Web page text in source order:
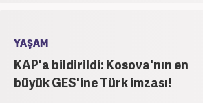
YAŞAM
KAP'a bildirildi: Kosova'nın en
büyük GES'ine Türk imzası!